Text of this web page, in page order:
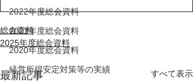
2022年度総会資料
2021年度総会資料
2020年度総会資料
経営所得安定対策等の実績
総会資料
2025年度総会資料
最新記事 すべて表示